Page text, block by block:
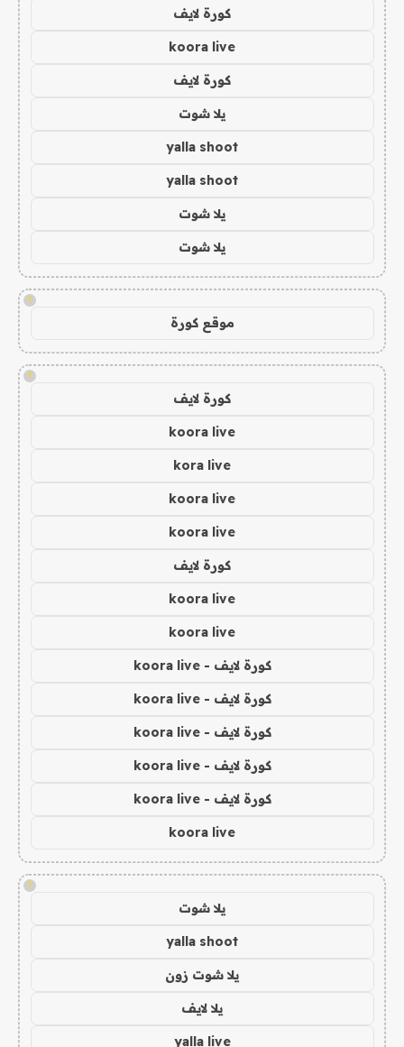
كورة لايف
koora live
كورة لايف
يلا شوت
yalla shoot
yalla shoot
يلا شوت
يلا شوت
!
موقع كورة
!
كورة لايف
koora live
kora live
koora live
koora live
كورة لايف
koora live
koora live
كورة لايف - koora live
كورة لايف - koora live
كورة لايف - koora live
كورة لايف - koora live
كورة لايف - koora live
koora live
!
يلا شوت
yalla shoot
يلا شوت زون
يلا لايف
yalla live